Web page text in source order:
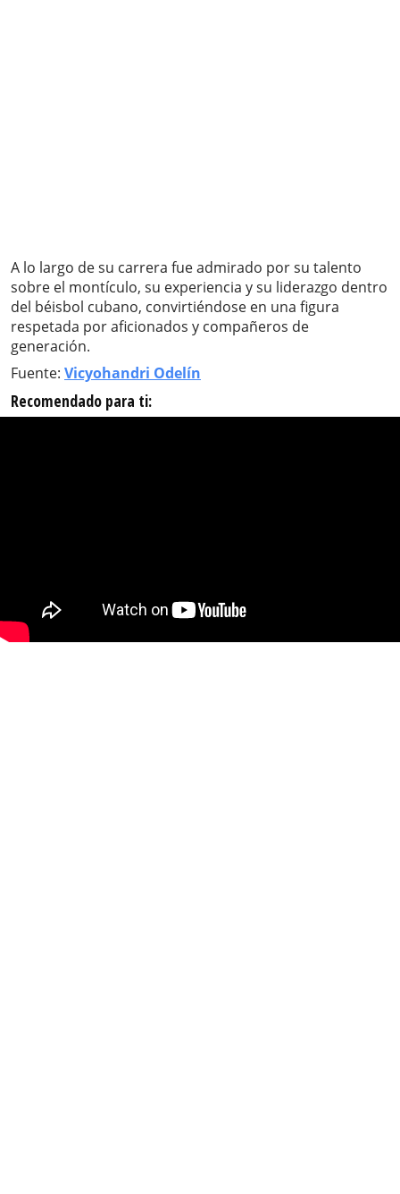
A lo largo de su carrera fue admirado por su talento
sobre el montículo, su experiencia y su liderazgo dentro
del béisbol cubano, convirtiéndose en una figura
respetada por aficionados y compañeros de
generación.
Fuente: Vicyohandri Odelín
Recomendado para ti: